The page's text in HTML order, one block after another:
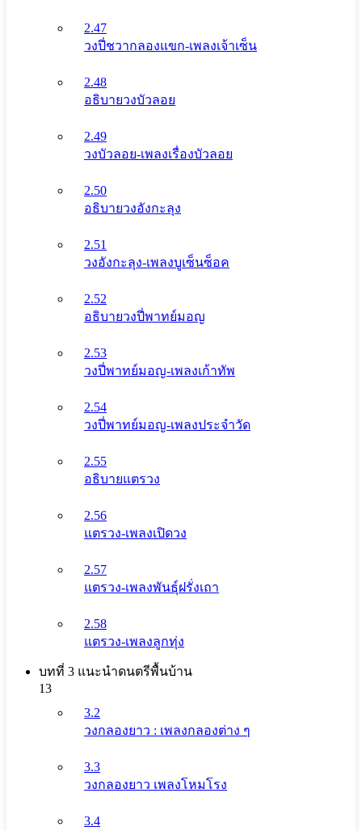
2.47
วงปี่ชวากลองแขก-เพลงเจ้าเซ็น
2.48
อธิบายวงบัวลอย
2.49
วงบัวลอย-เพลงเรื่องบัวลอย
2.50
อธิบายวงอังกะลุง
2.51
วงอังกะลุง-เพลงบูเซ็นซ็อค
2.52
อธิบายวงปี่พาทย์มอญ
2.53
วงปี่พาทย์มอญ-เพลงเก้าทัพ
2.54
วงปี่พาทย์มอญ-เพลงประจำวัด
2.55
อธิบายแตรวง
2.56
แตรวง-เพลงเปิดวง
2.57
แตรวง-เพลงพันธุ์ฝรั่งเถา
2.58
แตรวง-เพลงลูกทุ่ง
บทที่ 3 แนะนําดนตรีพื้นบ้าน
13
3.2
วงกลองยาว : เพลงกลองต่าง ๆ
3.3
วงกลองยาว เพลงโหมโรง
3.4